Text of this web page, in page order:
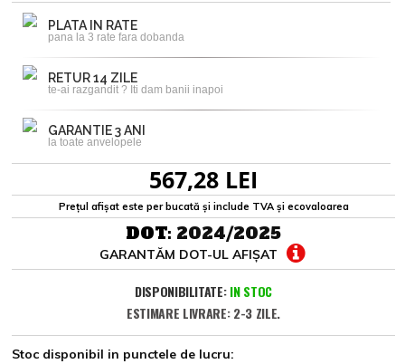
PLATA IN RATE
pana la 3 rate fara dobanda
RETUR 14 ZILE
te-ai razgandit ? Iti dam banii inapoi
GARANTIE 3 ANI
la toate anvelopele
567,28 LEI
Prețul afișat este per bucată și include TVA și ecovaloarea
DOT: 2024/2025
GARANTĂM DOT-UL AFIȘAT
DISPONIBILITATE: IN STOC
ESTIMARE LIVRARE: 2-3 ZILE.
Stoc disponibil in punctele de lucru: